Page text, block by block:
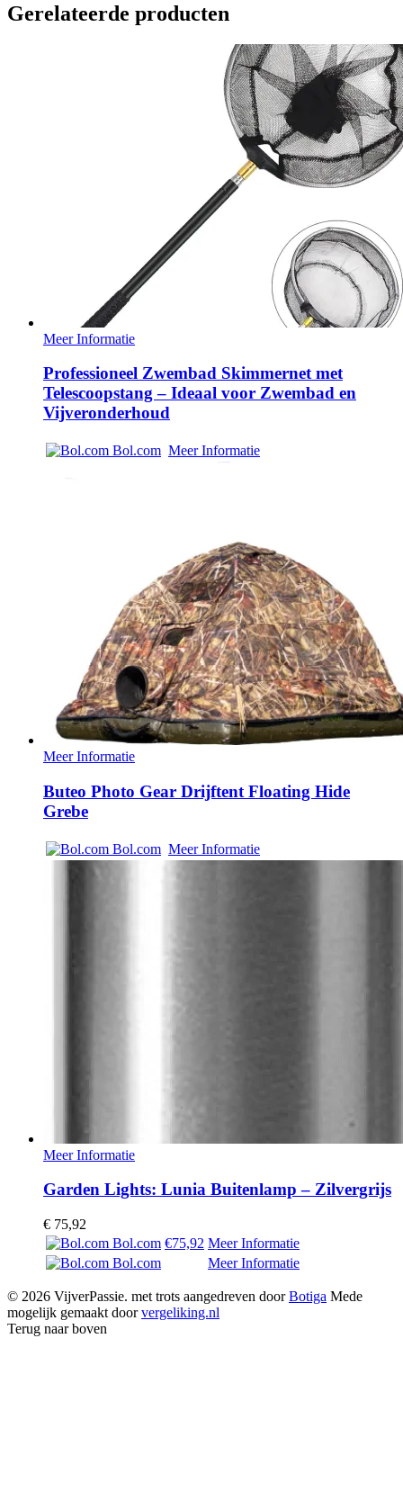
Gerelateerde producten
Meer Informatie
Professioneel Zwembad Skimmernet met
Telescoopstang – Ideaal voor Zwembad en
Vijveronderhoud
Bol.com Meer Informatie
Meer Informatie
Buteo Photo Gear Drijftent Floating Hide
Grebe
Bol.com Meer Informatie
Meer Informatie
Garden Lights: Lunia Buitenlamp – Zilvergrijs
€ 75,92
Bol.com €75,92 Meer Informatie
Bol.com
Meer Informatie
© 2026 VijverPassie. met trots aangedreven doorBotiga Mede
mogelijk gemaakt doorvergeliking.nl
Terug naar boven